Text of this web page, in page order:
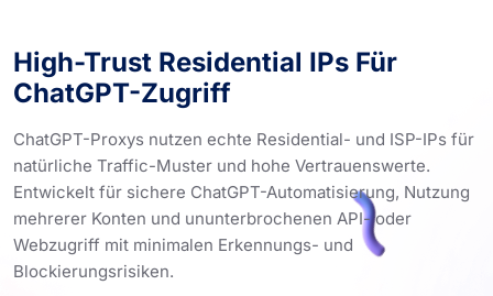
High-Trust Residential IPs Für
ChatGPT-Zugriff
ChatGPT-Proxys nutzen echte Residential- und ISP-IPs für
natürliche Traffic-Muster und hohe Vertrauenswerte.
Entwickelt für sichere ChatGPT-Automatisierung, Nutzung
mehrerer Konten und ununterbrochenen API- oder
Webzugriff mit minimalen Erkennungs- und
Blockierungsrisiken.